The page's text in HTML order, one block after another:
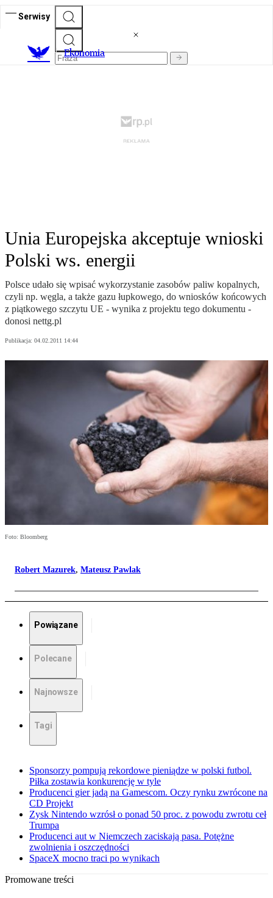
Serwisy
Ekonomia
Unia Europejska akceptuje wnioski
Polski ws. energii
Polsce udało się wpisać wykorzystanie zasobów paliw kopalnych,
czyli np. węgla, a także gazu łupkowego, do wniosków końcowych
z piątkowego szczytu UE - wynika z projektu tego dokumentu -
donosi nettg.pl
Publikacja: 04.02.2011 14:44
Foto: Bloomberg
Robert Mazurek, Mateusz Pawlak
Powiązane
Polecane
Najnowsze
Tagi
Sponsorzy pompują rekordowe pieniądze w polski futbol.
Piłka zostawia konkurencję w tyle
Producenci gier jadą na Gamescom. Oczy rynku zwrócone na
CD Projekt
Zysk Nintendo wzrósł o ponad 50 proc. z powodu zwrotu ceł
Trumpa
Producenci aut w Niemczech zaciskają pasa. Potężne
zwolnienia i oszczędności
SpaceX mocno traci po wynikach
Promowane treści